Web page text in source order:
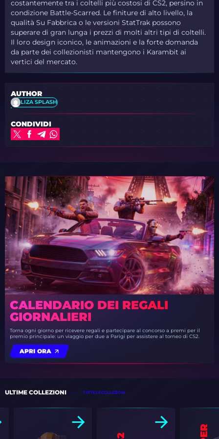
costantemente tra i coltelli più costosi di CS2, persino in
condizione Battle-Scarred. Le finiture di alto livello, la
qualità Su Fabbrica o le versioni StatTrak possono
superare di gran lunga i prezzi di molti altri tipi di coltelli.
Il loro design iconico, le animazioni e la forte domanda
da parte dei collezionisti mantengono i Karambit ai
vertici del mercato.
AUTHOR
LIZA SPLASH
CONDIVIDI
CALENDARIO DEI REGALI
GIORNALIERI
Torna ogni giorno per ricevere regali e partecipare al concorso a premi per il
premio principale: un viaggio per due a Parigi per assistere al torneo di CS2.
APRI ORA
ULTIME COLLEZIONI TUTTE LE COLLEZIONI